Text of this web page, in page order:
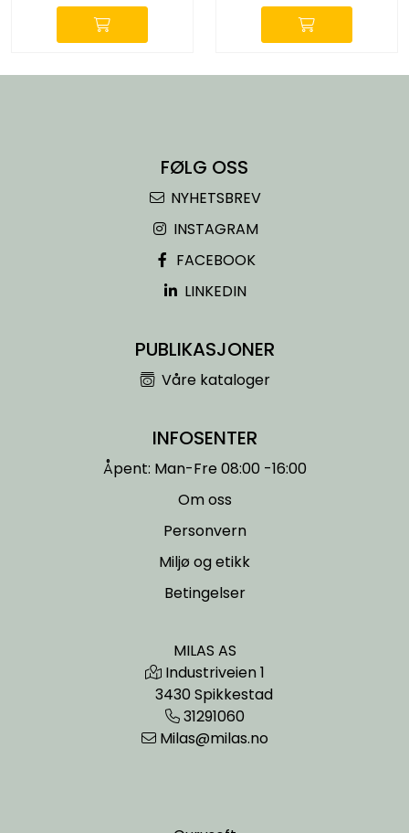
FØLG OSS
NYHETSBREV
INSTAGRAM
FACEBOOK
LINKEDIN
PUBLIKASJONER
Våre kataloger
INFOSENTER
Åpent: Man-Fre 08:00 -16:00
Om oss
Personvern
Miljø og etikk
Betingelser
MILAS AS
Industriveien 1
3430 Spikkestad
31291060
Milas@milas.no